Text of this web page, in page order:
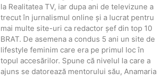
la Realitatea TV, iar dupa ani de televizune a
trecut în jurnalismul online și a lucrat pentru
mai multe site-uri ca redactor șef din top 10
BRAT. De asemena a condus 5 ani un site de
lifestyle feminim care era pe primul loc în
topul accesărilor. Spune că nivelul la care a
ajuns se datorează mentorului său, Anamaria